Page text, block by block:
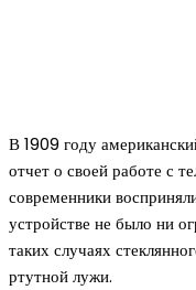
В 1909 году
отчет о своей работе с
современники
устройстве не было ни
таких случаях
ртутной лужи.